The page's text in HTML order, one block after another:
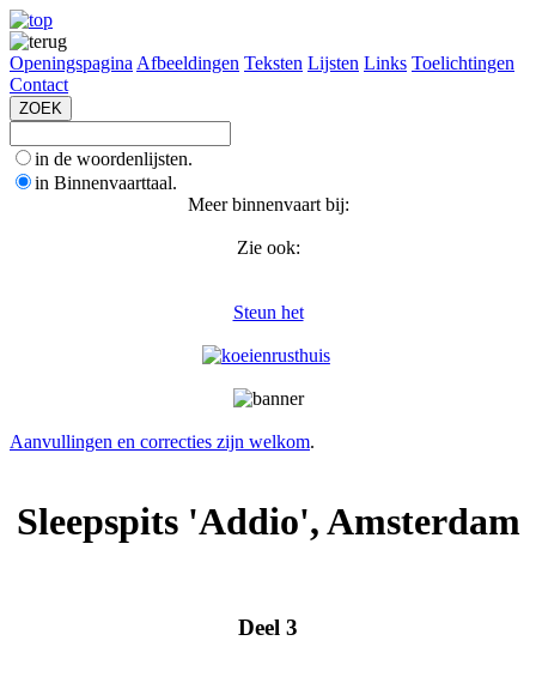
Openingspagina Afbeeldingen Teksten Lijsten Links Toelichtingen
Contact
in de woordenlijsten.
in Binnenvaarttaal.
Meer binnenvaart bij:
Zie ook:
Steun het
Aanvullingen en correcties zijn welkom.
Sleepspits 'Addio', Amsterdam
Deel 3